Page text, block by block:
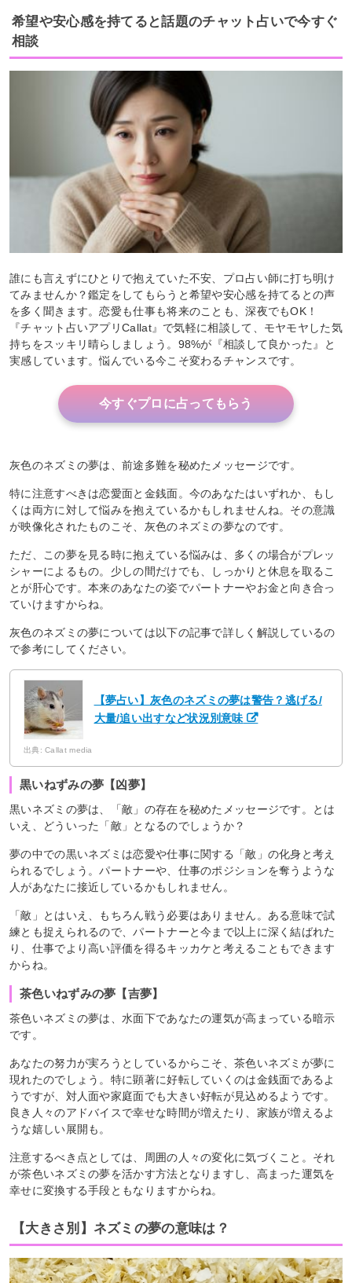
希望や安心感を持てると話題のチャット占いで今すぐ
相談
誰にも言えずにひとりで抱えていた不安、プロ占い師に打ち明け
てみませんか？鑑定をしてもらうと希望や安心感を持てるとの声
を多く聞きます。恋愛も仕事も将来のことも、深夜でもOK！
『チャット占いアプリCallat』で気軽に相談して、モヤモヤした気
持ちをスッキリ晴らしましょう。98%が『相談して良かった』と
実感しています。悩んでいる今こそ変わるチャンスです。
今すぐプロに占ってもらう
灰色のネズミの夢は、前途多難を秘めたメッセージです。
特に注意すべきは恋愛面と金銭面。今のあなたはいずれか、もし
くは両方に対して悩みを抱えているかもしれませんね。その意識
が映像化されたものこそ、灰色のネズミの夢なのです。
ただ、この夢を見る時に抱えている悩みは、多くの場合がプレッ
シャーによるもの。少しの間だけでも、しっかりと休息を取るこ
とが肝心です。本来のあなたの姿でパートナーやお金と向き合っ
ていけますからね。
灰色のネズミの夢については以下の記事で詳しく解説しているの
で参考にしてください。
【夢占い】灰色のネズミの夢は警告？逃げる/
大量/追い出すなど状況別意味
出典: Callat media
黒いねずみの夢【凶夢】
黒いネズミの夢は、「敵」の存在を秘めたメッセージです。とは
いえ、どういった「敵」となるのでしょうか？
夢の中での黒いネズミは恋愛や仕事に関する「敵」の化身と考え
られるでしょう。パートナーや、仕事のポジションを奪うような
人があなたに接近しているかもしれません。
「敵」とはいえ、もちろん戦う必要はありません。ある意味で試
練とも捉えられるので、パートナーと今まで以上に深く結ばれた
り、仕事でより高い評価を得るキッカケと考えることもできます
からね。
茶色いねずみの夢【吉夢】
茶色いネズミの夢は、水面下であなたの運気が高まっている暗示
です。
あなたの努力が実ろうとしているからこそ、茶色いネズミが夢に
現れたのでしょう。特に顕著に好転していくのは金銭面であるよ
うですが、対人面や家庭面でも大きい好転が見込めるようです。
良き人々のアドバイスで幸せな時間が増えたり、家族が増えるよ
うな嬉しい展開も。
注意するべき点としては、周囲の人々の変化に気づくこと。それ
が茶色いネズミの夢を活かす方法となりますし、高まった運気を
幸せに変換する手段ともなりますからね。
【大きさ別】ネズミの夢の意味は？